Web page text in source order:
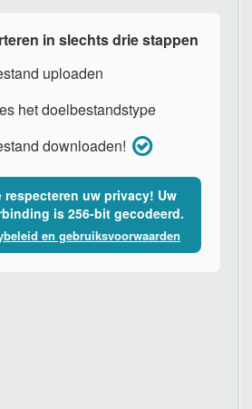
0
9
in slechts drie stappen
uploaden
het doelbestandstype
downloaden!
respecteren uw privacy! Uw
is 256-bit gecodeerd.
en gebruiksvoorwaarden